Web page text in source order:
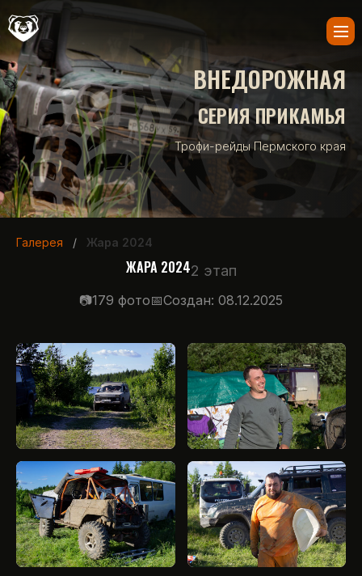
ВНЕДОРОЖНАЯ
СЕРИЯ ПРИКАМЬЯ
Трофи-рейды Пермского края
Галерея / Жара 2024
ЖАРА 20242 этап
179 фото Создан: 08.12.2025